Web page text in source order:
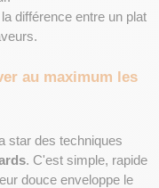
différence entre un plat
au maximum les
star des techniques
. C'est simple, rapide
douce enveloppe le